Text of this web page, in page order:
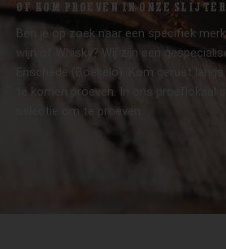
OF KOM PROEVEN IN ONZE
Ben je op zoek naar een specifiek
wijn of Whisky? Wij zijn een
Enschede (Boekelo). Kom gerust
te komen proeven. In ons proeflokaal
selectie om te proeven.